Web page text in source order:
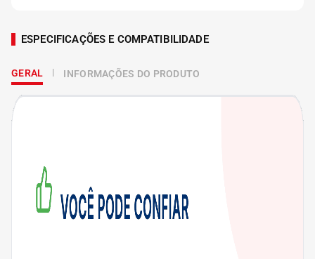
ESPECIFICAÇÕES E COMPATIBILIDADE
GERAL INFORMAÇÕES DO PRODUTO